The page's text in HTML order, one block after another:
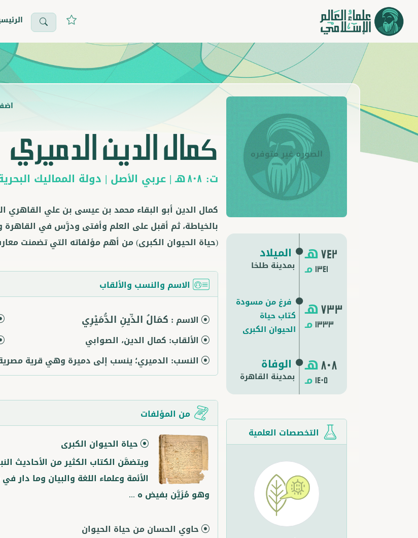
هـ742
مـ 1341
الميلاد
بمدينة طلخا
هـ733
مـ 1333
فرغ من مسودة
كتاب حياة
الحيوان الكبرى
هـ808
مـ 1405
الوفاة
بمدينة القاهرة
التخصصات العلمية
كمال الدين الدميري
ت: 808هـ | عربي الأصل | دولة المماليك
كمال الدين أبو البقاء محمد بن عيسى بن علي
بالخياطة، ثم أقبل على العلم وأفتى ودرَّس في
(حياة الحيوان الكبرى) من أهم مؤلفاته التي تضمنت
الاسم والنسب والألقاب
الاسم : كمَالُ الدِّينِ الدُّمَيْرِي
الألقاب: كمال الدين، الصوابي
النسب: الدميري؛ ينسب إلى دميرة وهي قرية
من المؤلفات
حياة الحيوان الكبرى
ويتضمَّن الكتاب الكثير من الأحاديث
الأئمة وعلماء اللغة والبيان وما دار
وهو مُزَيَّن بفيض ه ...
حاوي الحسان من حياة الحيوان